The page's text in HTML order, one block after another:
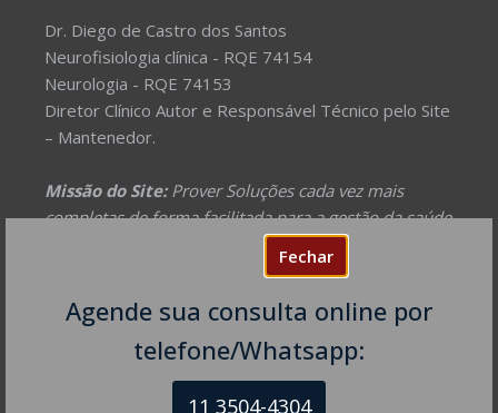
Fechar
Agende sua consulta online por
telefone/Whatsapp:
11 3504-4304
Dr. Diego de Castro dos Santos
Neurofisiologia clínica - RQE 74154
Neurologia - RQE 74153
Diretor Clínico Autor e Responsável Técnico pelo Site
– Mantenedor.
Missão do Site:Prover Soluções cada vez mais
completas de forma facilitada para a gestão da saúde
e o bem-estar das pessoas, com excelência,
humanidade e sustentabilidade. Destinado ao
NEUROLOGISTA EM SÃO PAULO – SP